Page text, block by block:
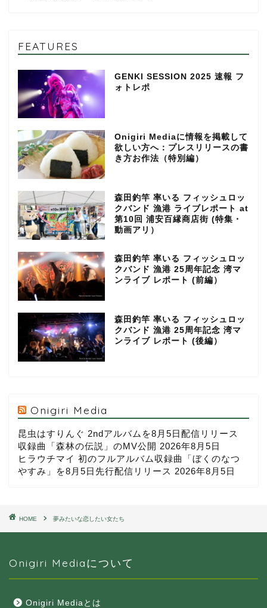
FEATURES
GENKI SESSION 2025 速報 フ
ォトレポ
Onigiri Mediaに情報を掲載して
欲しい方へ：プレスリリースの書
き方お作法（特別編）
森田釣竿 率いる フィッシュロッ
クバンド 漁港 ライブレポート at
第10回 浦安百縁商店街 (特集・
動画アリ）
森田釣竿 率いる フィッシュロッ
クバンド 漁港 25周年記念 湾マ
ンライブ レポート (前編）
森田釣竿 率いる フィッシュロッ
クバンド 漁港 25周年記念 湾マ
ンライブ レポート (後編）
Onigiri Media
昆虫はすりんぐ 2ndアルバムを8月5日配信リリース
収録曲「森林の伝説」のMV公開 2026年8月5日
ヒラウチマイ 初のフルアルバム収録曲「ぼくのなつ
やすみ」を8月5日先行配信リリース 2026年8月5日
HOME 夢みたいな恋したい女たち
Onigiri Mediaについて
Onigiri Mediaとは